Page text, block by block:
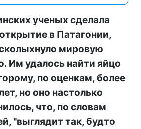
ученых сделала
в Патагонии,
мировую
Им удалось найти яйцо
по оценкам, более
но оно настолько
что, по словам
"выглядит так, будто